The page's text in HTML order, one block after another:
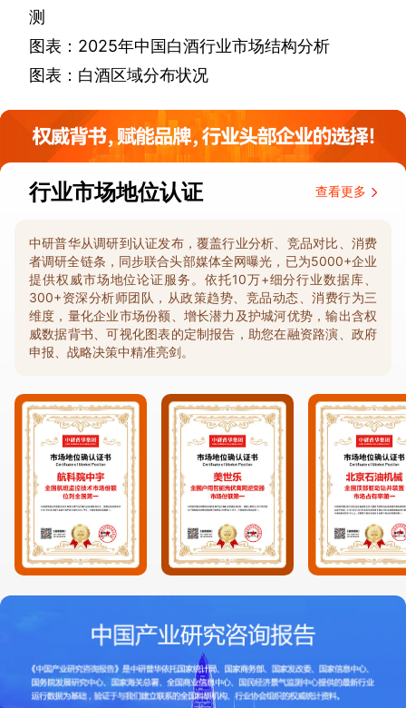
测
图表： 2025年中国白酒行业市场结构分析
图表：白酒区域分布状况
行业市场地位认证 查看更多
中研普华从调研到认证发布，覆盖行业分析、竞品对比、消费
者调研全链条，同步联合头部媒体全网曝光，已为5000+企业
提供权威市场地位论证服务。依托10万+细分行业数据库、
300+资深分析师团队，从政策趋势、竞品动态、消费行为三
维度，量化企业市场份额、增长潜力及护城河优势，输出含权
威数据背书、可视化图表的定制报告，助您在融资路演、政府
申报、战略决策中精准亮剑。